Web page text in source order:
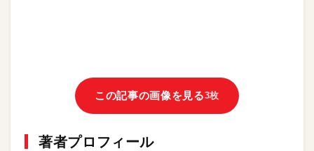
この記事の画像を見る3枚
著者プロフィール